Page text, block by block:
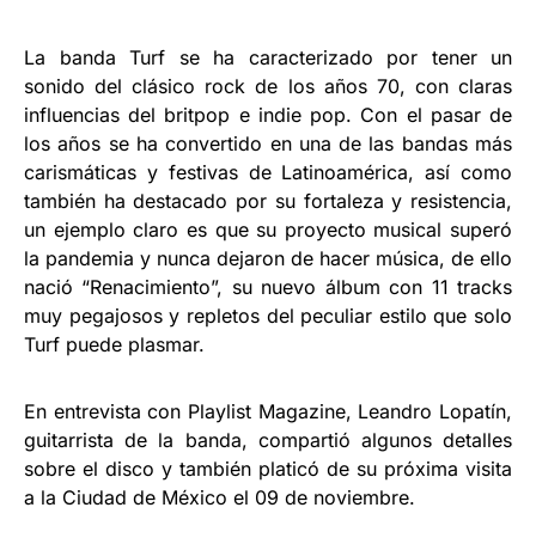
La banda Turf se ha caracterizado por tener un
sonido del clásico rock de los años 70, con claras
influencias del britpop e indie pop. Con el pasar de
los años se ha convertido en una de las bandas más
carismáticas y festivas de Latinoamérica, así como
también ha destacado por su fortaleza y resistencia,
un ejemplo claro es que su proyecto musical superó
la pandemia y nunca dejaron de hacer música, de ello
nació “Renacimiento”, su nuevo álbum con 11 tracks
muy pegajosos y repletos del peculiar estilo que solo
Turf puede plasmar.
En entrevista con Playlist Magazine, Leandro Lopatín,
guitarrista de la banda, compartió algunos detalles
sobre el disco y también platicó de su próxima visita
a la Ciudad de México el 09 de noviembre.